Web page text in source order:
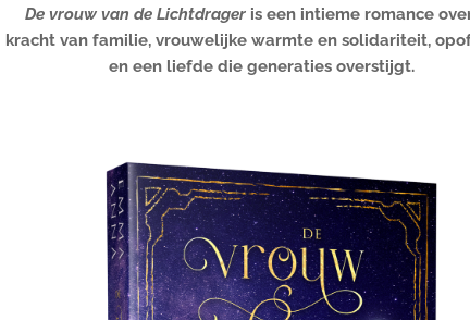
De vrouw van de Lichtdrageris een intieme romance
kracht van familie, vrouwelijke warmte en solidariteit,
en een liefde die generaties overstijgt.